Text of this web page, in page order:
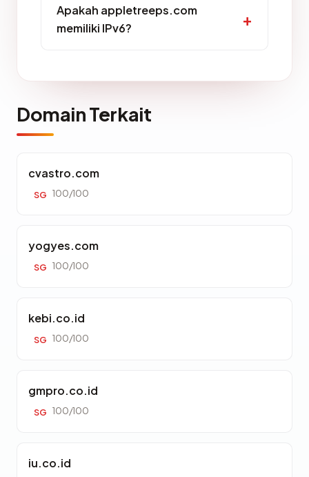
Apakah appletreeps.com
memiliki IPv6?
Domain Terkait
cvastro.com
SG 100/100
yogyes.com
SG 100/100
kebi.co.id
SG 100/100
gmpro.co.id
SG 100/100
iu.co.id